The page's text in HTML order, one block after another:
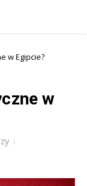
w Egipcie?
w